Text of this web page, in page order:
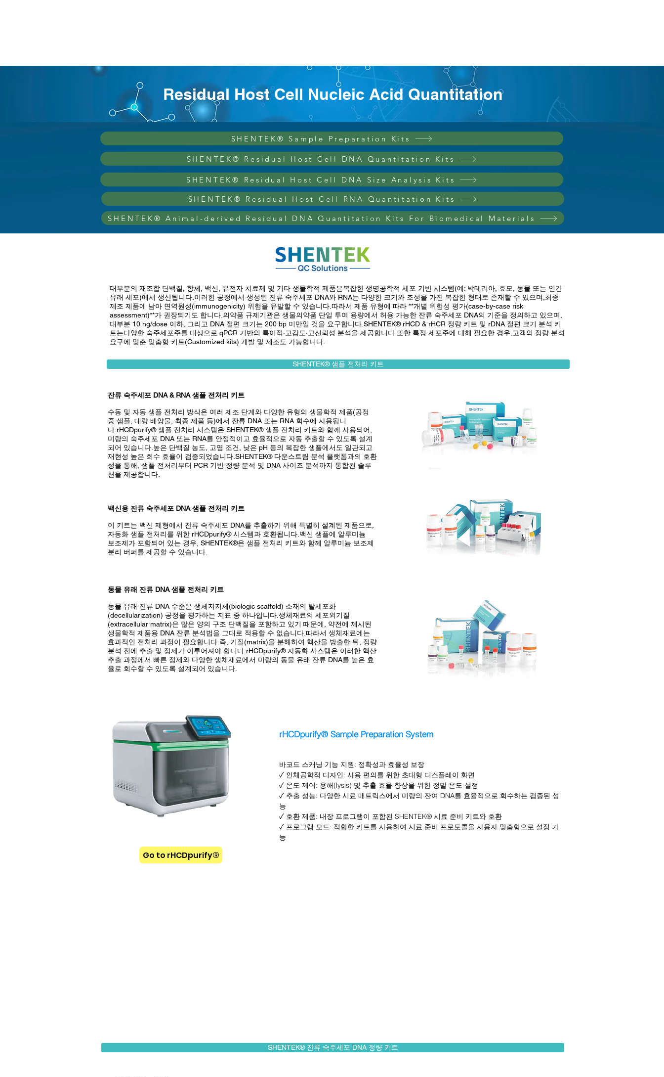
Residual Host Cell Nucleic Acid Quantitation
SHENTEK® Sample Preparation Kits
SHENTEK® Residual Host Cell DNA Quantitation Kits
SHENTEK® Residual Host Cell DNA Size Analysis Kits
SHENTEK® Residual Host Cell RNA Quantitation Kits
SHENTEK® Animal-derived Residual DNA Quantitation Kits For Biomedical Materials
대부분의 재조합 단백질, 항체, 백신, 유전자 치료제 및 기타 생물학적 제품은복잡한 생명공학적 세포 기반 시스템(예: 박테리아, 효모, 동물 또는 인간
유래 세포)에서 생산됩니다.이러한 공정에서 생성된 잔류 숙주세포 DNA와 RNA는 다양한 크기와 조성을 가진 복잡한 형태로 존재할 수 있으며,최종
제조 제품에 남아 면역원성(immunogenicity) 위험을 유발할 수 있습니다.따라서 제품 유형에 따라 **개별 위험성 평가(case-by-case risk
assessment)**가 권장되기도 합니다.의약품 규제기관은 생물의약품 단일 투여 용량에서 허용 가능한 잔류 숙주세포 DNA의 기준을 정의하고 있으며,
대부분 10 ng/dose 이하, 그리고 DNA 절편 크기는 200 bp 미만일 것을 요구합니다.SHENTEK® rHCD & rHCR 정량 키트 및 rDNA 절편 크기 분석 키
트는다양한 숙주세포주를 대상으로 qPCR 기반의 특이적·고감도·고신뢰성 분석을 제공합니다.또한 특정 세포주에 대해 필요한 경우,고객의 정량 분석
요구에 맞춘 맞춤형 키트(Customized kits) 개발 및 제조도 가능합니다.
SHENTEK® 샘플 전처리 키트
잔류 숙주세포 DNA & RNA 샘플 전처리 키트
수동 및 자동 샘플 전처리 방식은 여러 제조 단계와 다양한 유형의 생물학적 제품(공정
중 샘플, 대량 배양물, 최종 제품 등)에서 잔류 DNA 또는 RNA 회수에 사용됩니
다.rHCDpurify® 샘플 전처리 시스템은 SHENTEK® 샘플 전처리 키트와 함께 사용되어,
미량의 숙주세포 DNA 또는 RNA를 안정적이고 효율적으로 자동 추출할 수 있도록 설계
되어 있습니다.높은 단백질 농도, 고염 조건, 낮은 pH 등의 복잡한 샘플에서도 일관되고
재현성 높은 회수 효율이 검증되었습니다.SHENTEK® 다운스트림 분석 플랫폼과의 호환
성을 통해, 샘플 전처리부터 PCR 기반 정량 분석 및 DNA 사이즈 분석까지 통합된 솔루
션을 제공합니다.
백신용 잔류 숙주세포 DNA 샘플 전처리 키트
이 키트는 백신 제형에서 잔류 숙주세포 DNA를 추출하기 위해 특별히 설계된 제품으로,
자동화 샘플 전처리를 위한 rHCDpurify® 시스템과 호환됩니다.백신 샘플에 알루미늄
보조제가 포함되어 있는 경우, SHENTEK®은 샘플 전처리 키트와 함께 알루미늄 보조제
분리 버퍼를 제공할 수 있습니다.
동물 유래 잔류 DNA 샘플 전처리 키트
동물 유래 잔류 DNA 수준은 생체지지체(biologic scaffold) 소재의 탈세포화
(decellularization) 공정을 평가하는 지표 중 하나입니다.생체재료의 세포외기질
(extracellular matrix)은 많은 양의 구조 단백질을 포함하고 있기 때문에, 약전에 제시된
생물학적 제품용 DNA 잔류 분석법을 그대로 적용할 수 없습니다.따라서 생체재료에는
효과적인 전처리 과정이 필요합니다.즉, 기질(matrix)을 분해하여 핵산을 방출한 뒤, 정량
분석 전에 추출 및 정제가 이루어져야 합니다.rHCDpurify® 자동화 시스템은 이러한 핵산
추출 과정에서 빠른 정제와 다양한 생체재료에서 미량의 동물 유래 잔류 DNA를 높은 효
율로 회수할 수 있도록 설계되어 있습니다.
rHCDpurify® Sample Preparation System
바코드 스캐닝 기능 지원: 정확성과 효율성 보장
✓ 인체공학적 디자인: 사용 편의를 위한 초대형 디스플레이 화면
✓ 온도 제어: 용해(lysis) 및 추출 효율 향상을 위한 정밀 온도 설정
✓ 추출 성능: 다양한 시료 매트릭스에서 미량의 잔여 DNA를 효율적으로 회수하는 검증된 성
능
✓ 호환 제품: 내장 프로그램이 포함된 SHENTEK® 시료 준비 키트와 호환
✓ 프로그램 모드: 적합한 키트를 사용하여 시료 준비 프로토콜을 사용자 맞춤형으로 설정 가
능
Go to rHCDpurify®
SHENTEK® 잔류 숙주세포 DNA 정량 키트